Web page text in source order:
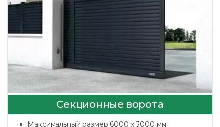
Секционные ворота
Максимальный размер 6000 x 3000 мм.